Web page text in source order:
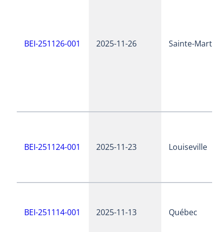
BEI-251126-001 2025-11-26 Sainte-
BEI-251124-001 2025-11-23 Louiseville
BEI-251114-001 2025-11-13 Québec